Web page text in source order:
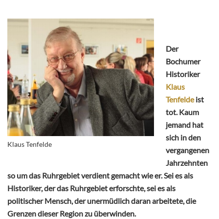
Klaus Tenfelde
Der
Bochumer
Historiker
Klaus
Tenfeldeist
tot. Kaum
jemand hat
sich in den
vergangenen
Jahrzehnten
so um das Ruhrgebiet verdient gemacht wie er. Sei es als
Historiker, der das Ruhrgebiet erforschte, sei es als
politischer Mensch, der unermüdlich daran arbeitete, die
Grenzen dieser Region zu überwinden.